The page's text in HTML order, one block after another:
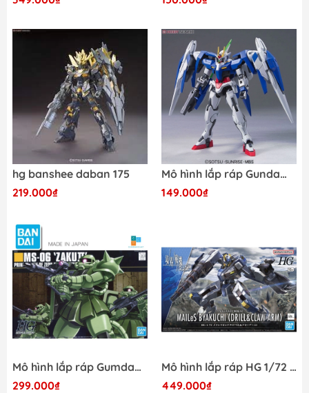
hg banshee daban 175
219.000₫
Mô hình lắp ráp Gundam HG 00 Raiser + GN Sword III tặng base
149.000₫
Mô hình lắp ráp Gumdam Bandai HG UC 040 MS-06 Zaku II Mass - GDC 4573102573926
299.000₫
Mô hình lắp ráp HG 1/72 Mailes Byakuchi ( Drill & Claw Arm ) Bandai
449.000₫